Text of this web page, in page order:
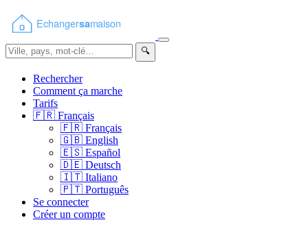
🔍
Rechercher
Comment ça marche
Tarifs
🇫🇷 Français
🇫🇷 Français
🇬🇧 English
🇪🇸 Español
🇩🇪 Deutsch
🇮🇹 Italiano
🇵🇹 Português
Se connecter
Créer un compte